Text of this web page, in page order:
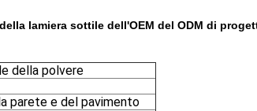
lamiera sottile dell'OEM del ODM di
della polvere
parete e del pavimento